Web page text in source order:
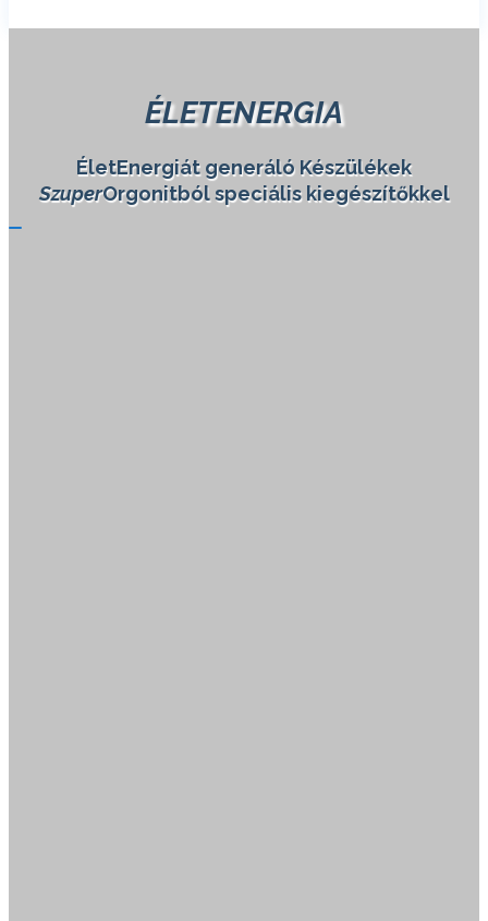
ÉLETENERGIA
ÉletEnergiát generáló Készülékek
SzuperOrgonitból speciális kiegészítőkkel